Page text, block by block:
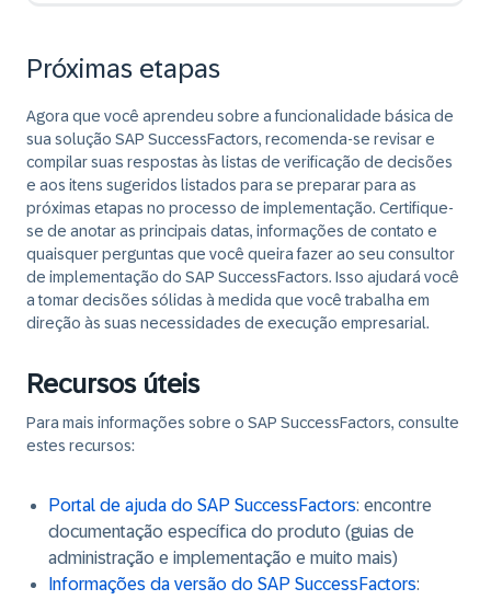
Próximas etapas
Agora que você aprendeu sobre a funcionalidade básica de
sua solução SAP SuccessFactors, recomenda-se revisar e
compilar suas respostas às listas de verificação de decisões
e aos itens sugeridos listados para se preparar para as
próximas etapas no processo de implementação. Certifique-
se de anotar as principais datas, informações de contato e
quaisquer perguntas que você queira fazer ao seu consultor
de implementação do SAP SuccessFactors. Isso ajudará você
a tomar decisões sólidas à medida que você trabalha em
direção às suas necessidades de execução empresarial.
Recursos úteis
Para mais informações sobre o SAP SuccessFactors, consulte
estes recursos:
Portal de ajuda do SAP SuccessFactors: encontre
documentação específica do produto (guias de
administração e implementação e muito mais)
Informações da versão do SAP SuccessFactors: